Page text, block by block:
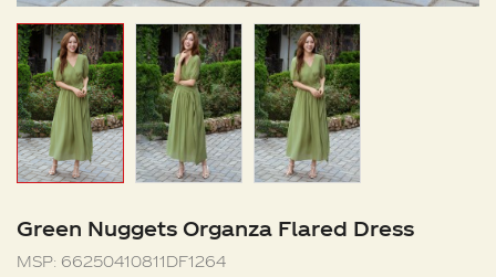
Green Nuggets Organza Flared Dress
MSP: 66250410811DF1264